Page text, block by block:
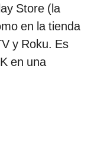
Store (la
en la tienda
y Roku. Es
en una